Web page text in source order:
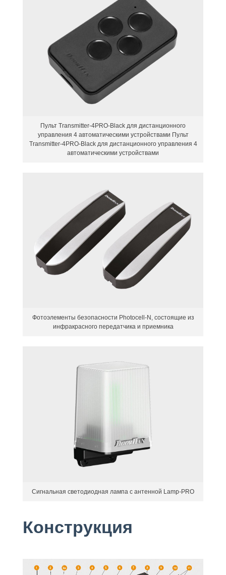
Пульт Transmitter-4PRO-Black для дистанционного
управления 4 автоматическими устройствами Пульт
Transmitter-4PRO-Black для дистанционного управления 4
автоматическими устройствами
Фотоэлементы безопасности Photocell-N, состоящие из
инфракрасного передатчика и приемника
Сигнальная светодиодная лампа с антенной Lamp-PRO
Конструкция